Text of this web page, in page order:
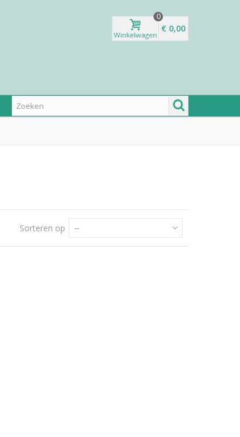
Winkelwagen
0
€ 0,00
Sorteren op --